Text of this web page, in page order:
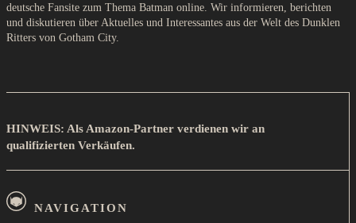
deutsche Fansite zum Thema Batman online. Wir informieren, berichten
und diskutieren über Aktuelles und Interessantes aus der Welt des Dunklen
Ritters von Gotham City.
HINWEIS: Als Amazon-Partner verdienen wir an
qualifizierten Verkäufen.
NAVIGATION